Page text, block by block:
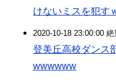
けないミスを犯す
2020-10-18 23:00:00 絶
登美丘高校ダンス
wwwwww